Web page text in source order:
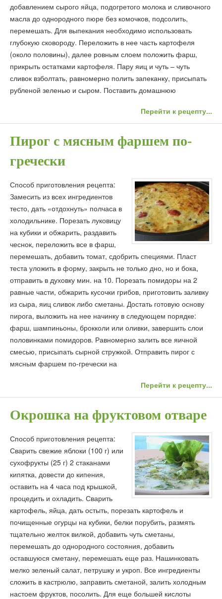
добавлением сырого яйца, подогретого молока и сливочного
масла до однородного пюре без комочков, подсолить,
перемешать. Для выпекания необходимо использовать
глубокую сковороду. Переложить в нее часть картофеля
(около половины), далее ровным слоем положить фарш,
прикрыть остатками картофеля. Пару яиц и чуть – чуть
сливок взболтать, равномерно полить запеканку, присыпать
рубленой зеленью и сыром. Поставить домашнюю
Перейти к рецепту...
Пирог с мясным фаршем по-
гречески
Способ приготовления рецепта:
Замесить из всех ингредиентов
тесто, дать «отдохнуть» полчаса в
холодильнике. Порезать луковицу
на кубики и обжарить, раздавить
чеснок, переложить все в фарш,
перемешать, добавить томат, сдобрить специями. Пласт
теста уложить в форму, закрыть не только дно, но и бока,
отправить в духовку мин. на 10. Порезать помидоры на 2
равные части, обжарить кусочки грибов, приготовить заливку
из сыра, яиц сливок либо сметаны. Достать готовую основу
пирога, выложить на нее начинку в следующем порядке:
фарш, шампиньоны, брокколи или оливки, завершить слои
половинками помидоров. Равномерно залить все яичной
смесью, присыпать сырной стружкой. Отправить пирог с
мясным фаршем по-гречески на
Перейти к рецепту...
Окрошка на фруктовом отваре
Способ приготовления рецепта:
Сварить свежие яблоки (100 г) или
сухофрукты (25 г) 2 стаканами
кипятка, довести до кипения,
оставить на 4 часа под крышкой,
процедить и охладить. Сварить
картофель, яйца, дать остыть, порезать картофель и
почищенные огурцы на кубики, белки порубить, размять
тщательно желток вилкой, добавить чуть сметаны,
перемешать до однородного состояния, добавить
оставшуюся сметану, перемешать еще раз. Нашинковать
мелко зеленый салат, петрушку и укроп. Все ингредиенты
сложить в кастрюлю, заправить сметаной, залить холодным
настоем фруктов, посолить. Для еще большей кислоты